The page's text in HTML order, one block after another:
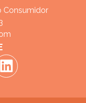
Consumidor